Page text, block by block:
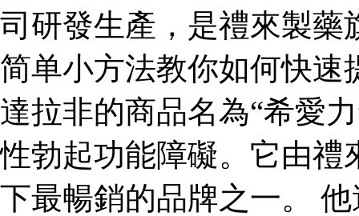
司研發生產，是禮來製藥
简单小方法教你如何快
達拉非的商品名為“希愛
性勃起功能障礙。它由禮
下最暢銷的品牌之一。